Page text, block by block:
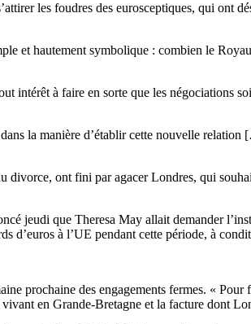
les foudres des eurosceptiques, qui ont
et hautement symbolique : combien le
à faire en sorte que les négociations
la manière d’établir cette nouvelle
ont fini par agacer Londres, qui
jeudi que Theresa May allait demander
à l’UE pendant cette période, à
prochaine des engagements fermes. « Pour
en Grande-Bretagne et la facture dont